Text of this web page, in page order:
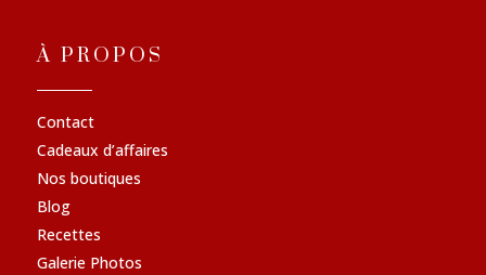
À PROPOS
Contact
Cadeaux d’affaires
Nos boutiques
Blog
Recettes
Galerie Photos